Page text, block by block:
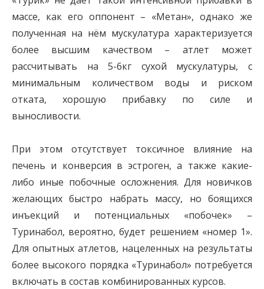
массе, как его оппонент – «Метан», однако же
полученная на нём мускулатура характеризуется
более высшим качеством – атлет может
рассчитывать на 5-6кг сухой мускулатуры, с
минимальным количеством воды и риском
отката, хорошую прибавку по силе и
выносливости.
При этом отсутствует токсичное влияние на
печень и конверсия в эстроген, а также какие-
либо иные побочные осложнения. Для новичков
желающих быстро набрать массу, но боящихся
инъекций и потенциальных «побочек» –
Туринабол, вероятно, будет решением «номер 1».
Для опытных атлетов, нацеленных на результаты
более высокого порядка «Туринабол» потребуется
включать в состав комбинированных курсов.